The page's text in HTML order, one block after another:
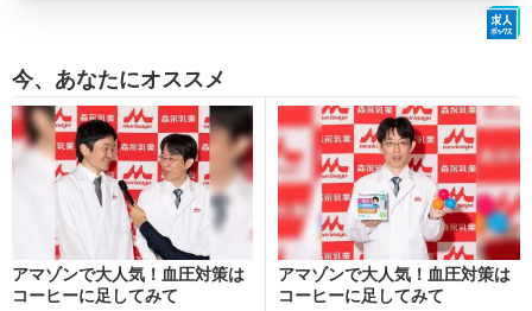
今、あなたにオススメ
アマゾンで大人気！血圧対策は
コーヒーに足してみて
アマゾンで大人気！血圧対策は
コーヒーに足してみて